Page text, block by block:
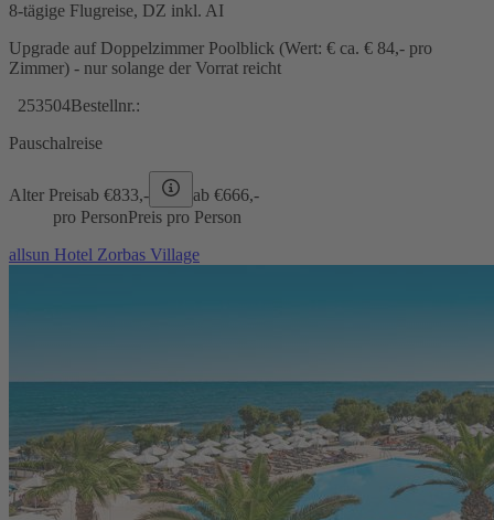
8-tägige Flugreise, DZ inkl. AI
Upgrade auf Doppelzimmer Poolblick (Wert: € ca. € 84,- pro
Zimmer) - nur solange der Vorrat reicht
253504Bestellnr.:
Pauschalreise
Alter Preisab €833,- ab €666,-
pro PersonPreis pro Person
allsun Hotel Zorbas Village